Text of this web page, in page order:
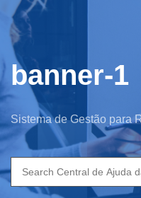
banner-1
Sistema de Gestão para
Search
for: